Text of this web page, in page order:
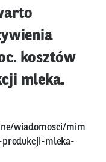
kosztów
mleka.
wiadomosci/mim
mleka-